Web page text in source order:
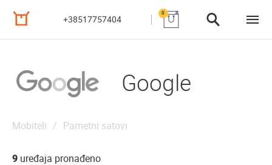
+38517757404
0
Google
Mobiteli Pametni satovi
9 uređaja pronađeno